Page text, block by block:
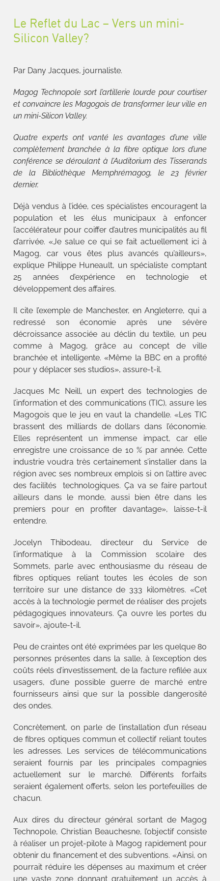
Le Reflet du Lac – Vers un mini-
Silicon Valley?
Par Dany Jacques, journaliste.
Magog Technopole sort l’artillerie lourde pour courtiser
et convaincre les Magogois de transformer leur ville en
un mini-Silicon Valley.
Quatre experts ont vanté les avantages d’une ville
complètement branchée à la fibre optique lors d’une
conférence se déroulant à l’Auditorium des Tisserands
de la Bibliothèque Memphrémagog, le 23 février
dernier.
Déjà vendus à l’idée, ces spécialistes encouragent la
population et les élus municipaux à enfoncer
l’accélérateur pour coiffer d’autres municipalités au fil
d’arrivée. «Je salue ce qui se fait actuellement ici à
Magog, car vous êtes plus avancés qu’ailleurs»,
explique Philippe Huneault, un spécialiste comptant
25 années d’expérience en technologie et
développement des affaires.
Il cite l’exemple de Manchester, en Angleterre, qui a
redressé son économie après une sévère
décroissance associée au déclin du textile, un peu
comme à Magog, grâce au concept de ville
branchée et intelligente. «Même la BBC en a profité
pour y déplacer ses studios», assure-t-il.
Jacques Mc Neill, un expert des technologies de
l’information et des communications (TIC), assure les
Magogois que le jeu en vaut la chandelle. «Les TIC
brassent des milliards de dollars dans l’économie.
Elles représentent un immense impact, car elle
enregistre une croissance de 10 % par année. Cette
industrie voudra très certainement s’installer dans la
région avec ses nombreux emplois si on l’attire avec
des facilités technologiques. Ça va se faire partout
ailleurs dans le monde, aussi bien être dans les
premiers pour en profiter davantage», laisse-t-il
entendre.
Jocelyn Thibodeau, directeur du Service de
l’informatique à la Commission scolaire des
Sommets, parle avec enthousiasme du réseau de
fibres optiques reliant toutes les écoles de son
territoire sur une distance de 333 kilomètres. «Cet
accès à la technologie permet de réaliser des projets
pédagogiques innovateurs. Ça ouvre les portes du
savoir», ajoute-t-il.
Peu de craintes ont été exprimées par les quelque 80
personnes présentes dans la salle, à l’exception des
coûts réels d’investissement, de la facture refilée aux
usagers, d’une possible guerre de marché entre
fournisseurs ainsi que sur la possible dangerosité
des ondes.
Concrètement, on parle de l’installation d’un réseau
de fibres optiques commun et collectif reliant toutes
les adresses. Les services de télécommunications
seraient fournis par les principales compagnies
actuellement sur le marché. Différents forfaits
seraient également offerts, selon les portefeuilles de
chacun.
Aux dires du directeur général sortant de Magog
Technopole, Christian Beauchesne, l’objectif consiste
à réaliser un projet-pilote à Magog rapidement pour
obtenir du financement et des subventions. «Ainsi, on
pourrait réduire les dépenses au maximum et créer
une vaste zone donnant gratuitement un accès à